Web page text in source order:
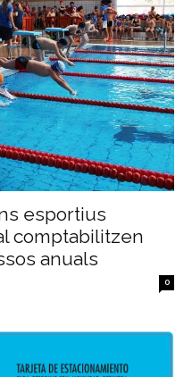
esportius
comptabilitzen
anuals
0